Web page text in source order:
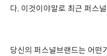
다. 이것이야말로 최근 퍼스
당신의 퍼스널브랜드는 어떤